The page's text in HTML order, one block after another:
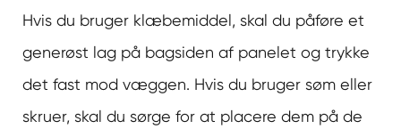
Hvis du bruger klæbemiddel, skal du påføre et
generøst lag på bagsiden af panelet og trykke
det fast mod væggen. Hvis du bruger søm eller
skruer, skal du sørge for at placere dem på de